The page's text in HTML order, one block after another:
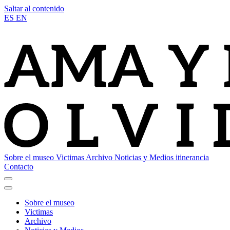
Saltar al contenido
ES EN
Sobre el museo Victimas Archivo Noticias y Medios itinerancia
Contacto
Sobre el museo
Victimas
Archivo